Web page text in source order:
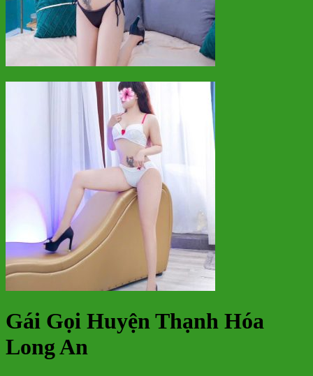
Gái Gọi Huyện Thạnh Hóa
Long An